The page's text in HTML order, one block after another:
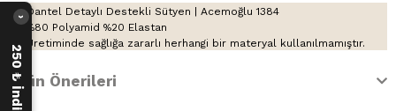
Dantel Detaylı Destekli Sütyen | Acemoğlu 1384
%80 Polyamid %20 Elastan
Üretiminde sağlığa zararlı herhangi bir materyal kullanılmamıştır.
Ürün Önerileri
›